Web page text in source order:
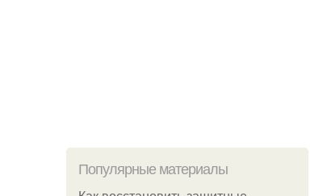
Популярные материалы